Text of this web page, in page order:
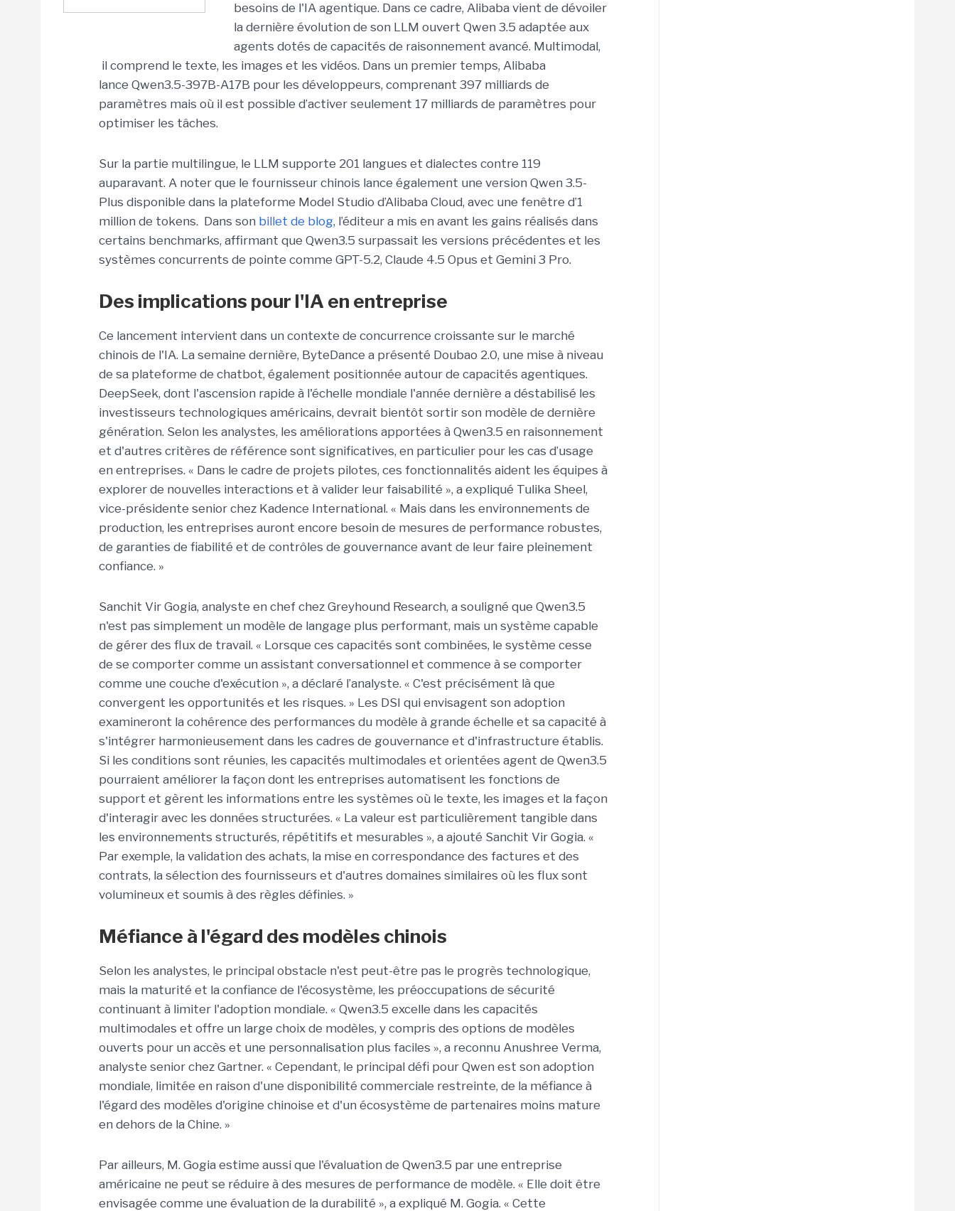
besoins de l'IA agentique. Dans ce cadre, Alibaba vient de dévoiler
la dernière évolution de son LLM ouvert Qwen 3.5 adaptée aux
agents dotés de capacités de raisonnement avancé. Multimodal,
il comprend le texte, les images et les vidéos. Dans un premier temps, Alibaba
lance Qwen3.5-397B-A17B pour les développeurs, comprenant 397 milliards de
paramètres mais où il est possible d’activer seulement 17 milliards de paramètres pour
optimiser les tâches.
Sur la partie multilingue, le LLM supporte 201 langues et dialectes contre 119
auparavant. A noter que le fournisseur chinois lance également une version Qwen 3.5-
Plus disponible dans la plateforme Model Studio d’Alibaba Cloud, avec une fenêtre d’1
million de tokens. Dans son billet de blog, l’éditeur a mis en avant les gains réalisés dans
certains benchmarks, affirmant que Qwen3.5 surpassait les versions précédentes et les
systèmes concurrents de pointe comme GPT-5.2, Claude 4.5 Opus et Gemini 3 Pro.
Des implications pour l'IA en entreprise
Ce lancement intervient dans un contexte de concurrence croissante sur le marché
chinois de l'IA. La semaine dernière, ByteDance a présenté Doubao 2.0, une mise à niveau
de sa plateforme de chatbot, également positionnée autour de capacités agentiques.
DeepSeek, dont l'ascension rapide à l'échelle mondiale l'année dernière a déstabilisé les
investisseurs technologiques américains, devrait bientôt sortir son modèle de dernière
génération. Selon les analystes, les améliorations apportées à Qwen3.5 en raisonnement
et d'autres critères de référence sont significatives, en particulier pour les cas d’usage
en entreprises. « Dans le cadre de projets pilotes, ces fonctionnalités aident les équipes à
explorer de nouvelles interactions et à valider leur faisabilité », a expliqué Tulika Sheel,
vice-présidente senior chez Kadence International. « Mais dans les environnements de
production, les entreprises auront encore besoin de mesures de performance robustes,
de garanties de fiabilité et de contrôles de gouvernance avant de leur faire pleinement
confiance. »
Sanchit Vir Gogia, analyste en chef chez Greyhound Research, a souligné que Qwen3.5
n'est pas simplement un modèle de langage plus performant, mais un système capable
de gérer des flux de travail. « Lorsque ces capacités sont combinées, le système cesse
de se comporter comme un assistant conversationnel et commence à se comporter
comme une couche d'exécution », a déclaré l’analyste. « C'est précisément là que
convergent les opportunités et les risques. » Les DSI qui envisagent son adoption
examineront la cohérence des performances du modèle à grande échelle et sa capacité à
s'intégrer harmonieusement dans les cadres de gouvernance et d'infrastructure établis.
Si les conditions sont réunies, les capacités multimodales et orientées agent de Qwen3.5
pourraient améliorer la façon dont les entreprises automatisent les fonctions de
support et gèrent les informations entre les systèmes où le texte, les images et la façon
d'interagir avec les données structurées. « La valeur est particulièrement tangible dans
les environnements structurés, répétitifs et mesurables », a ajouté Sanchit Vir Gogia. «
Par exemple, la validation des achats, la mise en correspondance des factures et des
contrats, la sélection des fournisseurs et d'autres domaines similaires où les flux sont
volumineux et soumis à des règles définies. »
Méfiance à l'égard des modèles chinois
Selon les analystes, le principal obstacle n'est peut-être pas le progrès technologique,
mais la maturité et la confiance de l'écosystème, les préoccupations de sécurité
continuant à limiter l'adoption mondiale. « Qwen3.5 excelle dans les capacités
multimodales et offre un large choix de modèles, y compris des options de modèles
ouverts pour un accès et une personnalisation plus faciles », a reconnu Anushree Verma,
analyste senior chez Gartner. « Cependant, le principal défi pour Qwen est son adoption
mondiale, limitée en raison d'une disponibilité commerciale restreinte, de la méfiance à
l'égard des modèles d'origine chinoise et d'un écosystème de partenaires moins mature
en dehors de la Chine. »
Par ailleurs, M. Gogia estime aussi que l'évaluation de Qwen3.5 par une entreprise
américaine ne peut se réduire à des mesures de performance de modèle. « Elle doit être
envisagée comme une évaluation de la durabilité », a expliqué M. Gogia. « Cette